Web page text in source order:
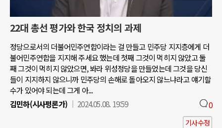
22대 총선 평가와 한국 정치의 과제
정당으로서의 더불어민주연합이라는 걸 만들고 민주당 지지층에게 더
불어민주연합을 지지해 주세요 했는데 첫째 그것이 먹히지 않았고 둘
째 그것이 먹히지 않았으면, 봐라 위성정당을 만들었는데 그것을 당신
들이 지지하지 않으니까 민주당의 손해로 돌아오지 않느냐라고 얘기할
수가 있어야 되는데 그게 아...
김민하(시사평론가)
2024.05.08. 19:59 0
기사수정